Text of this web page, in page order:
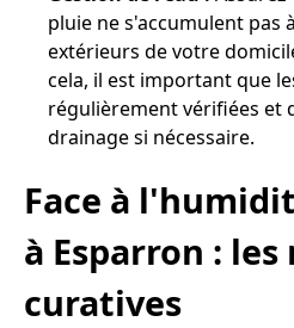
pluie ne s'accumulent pas
extérieurs de votre
cela, il est important que
régulièrement vérifiées et
drainage si nécessaire.
Face à
à Esparron :
curatives